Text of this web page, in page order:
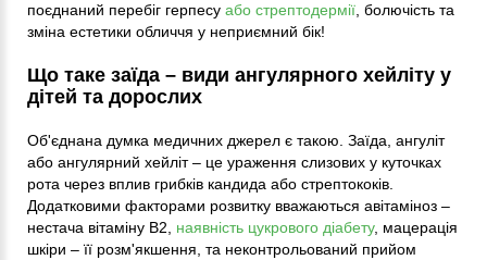
поєднаний перебіг герпесу або стрептодермії , болючість та
зміна естетики обличчя у неприємний бік!
Що таке заїда – види ангулярного хейліту у
дітей та дорослих
Об'єднана думка медичних джерел є такою. Заїда, ангуліт
або ангулярний хейліт – це ураження слизових у куточках
рота через вплив грибків кандида або стрептококів.
Додатковими факторами розвитку вважаються авітаміноз –
нестача вітаміну B2, наявність цукрового діабету, мацерація
шкіри – її розм'якшення, та неконтрольований прийом